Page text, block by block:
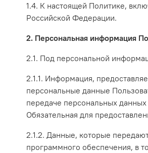
1.4. К настоящей Политике,
Российской Федерации.
2. Персональная информация
2.1. Под персональной
2.1.1. Информация,
персональные данные
передаче персональных
Обязательная для
2.1.2. Данные, которые
программного обеспечения, в